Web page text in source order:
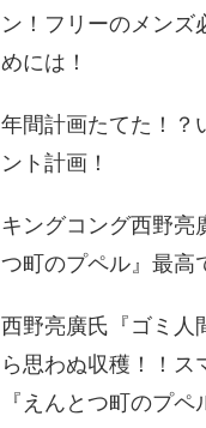
ン！フリーのメンズ
めには！
年間計画たてた！？
ント計画！
キングコング西野亮
つ町のプペル』最高
西野亮廣氏『ゴミ人
ら思わぬ収穫！！ス
『えんとつ町のプ